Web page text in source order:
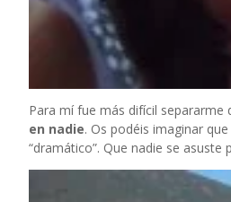
Para mí fue más difícil separarme
en nadie. Os podéis imaginar
“dramático”. Que nadie se